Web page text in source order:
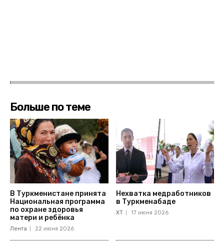
Больше по теме
В Туркменистане принята
Национальная программа
по охране здоровья
матери и ребёнка
Лента 22 июня 2026
Нехватка медработников
в Туркменабаде
ХТ 17 июня 2026